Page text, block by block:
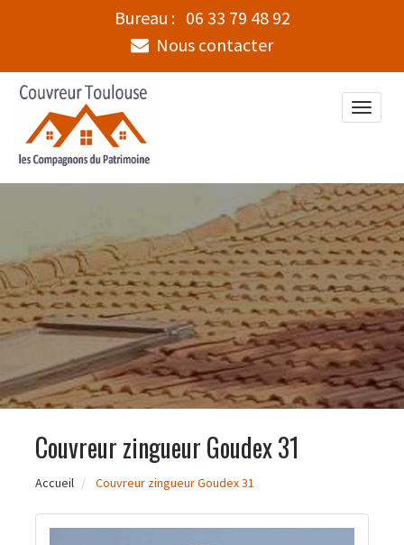
Bureau : 06 33 79 48 92
Nous contacter
Toggle
Couvreur zingueur Goudex 31
Accueil Couvreur zingueur Goudex 31